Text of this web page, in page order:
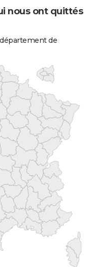
nous ont quittés
de